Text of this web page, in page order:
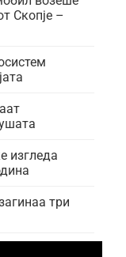
Скопје –
изгледа
три